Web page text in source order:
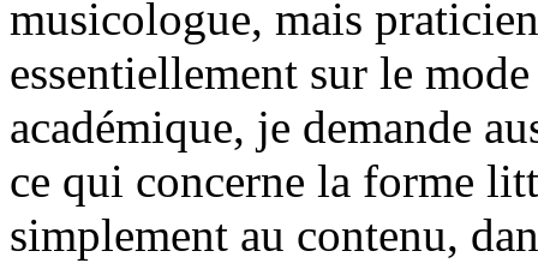
musicologue, mais
essentiellement sur le
académique, je demande
ce qui concerne la forme
simplement au contenu,